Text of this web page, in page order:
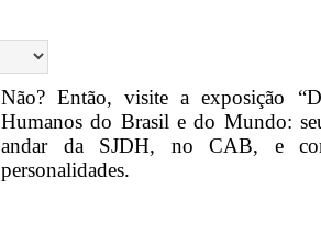
Não? Então, visite a exposição
Humanos do Brasil e do Mundo:
andar da SJDH, no CAB, e
personalidades.